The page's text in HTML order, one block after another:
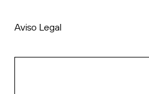
Aviso Legal